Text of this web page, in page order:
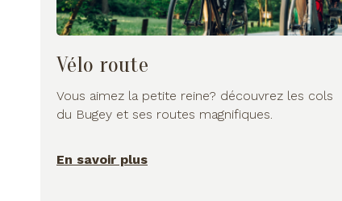
Vélo route
Vous aimez la petite reine? découvrez les cols
du Bugey et ses routes magnifiques.
En savoir plus